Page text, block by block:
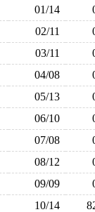
01/14
02/11
03/11
04/08
05/13
06/10
07/08
08/12
09/09
10/14